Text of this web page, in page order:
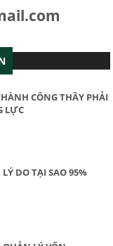
CÔNG THẦY PHẢI
LỰC
DO TẠI SAO 95%